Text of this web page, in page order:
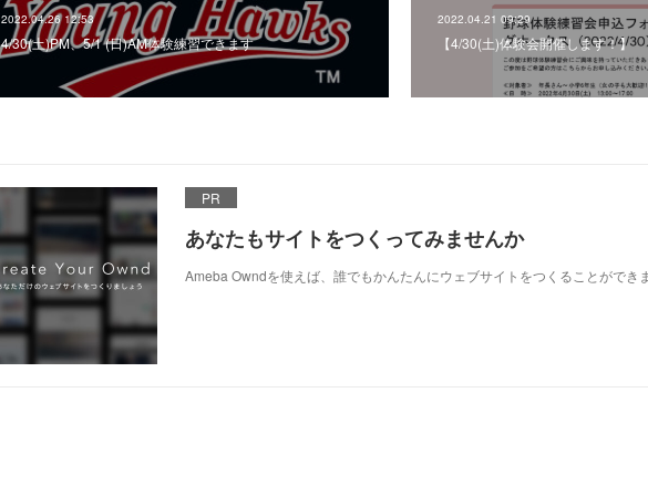
2022.04.26 12:53
4/30(土)PM、5/1 (日)AM体験練習できます
2022.04.21 09:29
【4/30(土)体験会開催します！】
PR
あなたもサイトをつくってみませんか
Ameba Owndを使えば、誰でもかんたんにウェブサイトをつくることができ